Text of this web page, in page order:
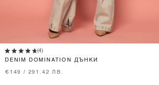
XS S L
(4)
DENIM DOMINATION ДЪНКИ
€149 / 291.42 ЛВ.